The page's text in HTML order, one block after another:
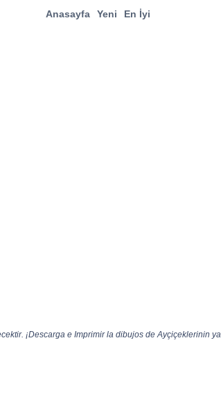
Anasayfa Yeni En İyi
¡Descarga e Imprimir la dibujos de Ayçiçeklerinin